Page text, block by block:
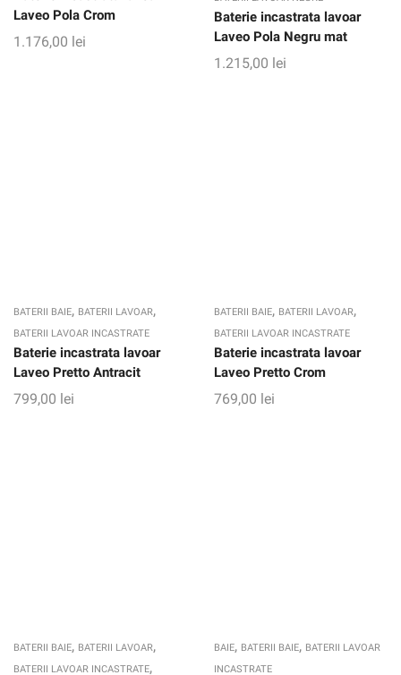
Laveo Pola Crom
1.176,00 lei
Baterie incastrata lavoar
Laveo Pola Negru mat
1.215,00 lei
BATERII BAIE, BATERII LAVOAR,
BATERII LAVOAR INCASTRATE
Baterie incastrata lavoar
Laveo Pretto Antracit
799,00 lei
BATERII BAIE, BATERII LAVOAR,
BATERII LAVOAR INCASTRATE
Baterie incastrata lavoar
Laveo Pretto Crom
769,00 lei
BATERII BAIE, BATERII LAVOAR,
BATERII LAVOAR INCASTRATE,
BAIE, BATERII BAIE, BATERII LAVOAR
INCASTRATE